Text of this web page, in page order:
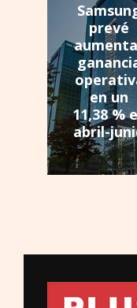
prevé
en un
11,38 %
abril-